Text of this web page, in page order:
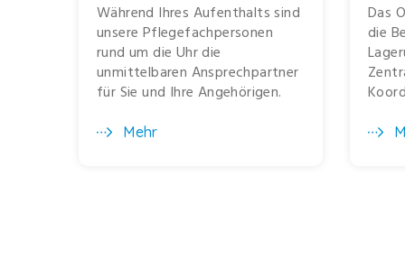
Während Ihres Aufenthalts sind
unsere Pflegefachpersonen
rund um die Uhr die
unmittelbaren Ansprechpartner
für Sie und Ihre Angehörigen.
Mehr
Das
die